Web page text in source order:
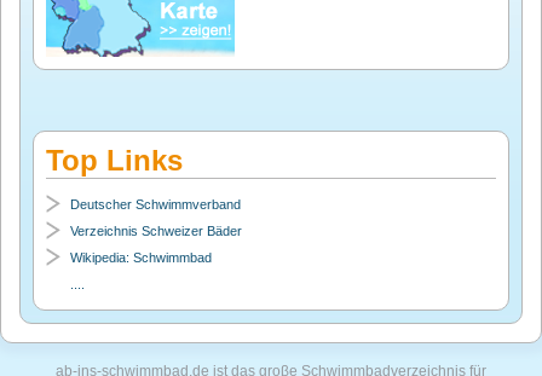
Top Links
Deutscher Schwimmverband
Verzeichnis Schweizer Bäder
Wikipedia: Schwimmbad
ab-ins-schwimmbad.de ist das groβe Schwimmbadverzeichnis für